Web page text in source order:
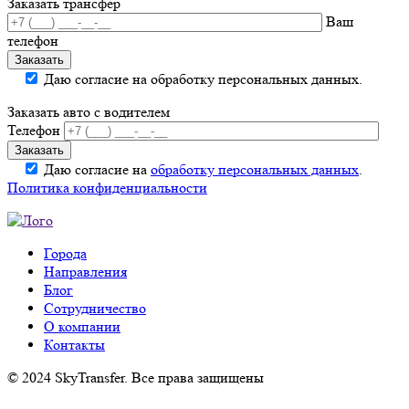
Ваш
телефон
Даю согласие на обработку персональных данных.
Заказать авто с водителем
Телефон
Даю согласие на обработку персональных данных.
Политика конфиденциальности
Города
Направления
Блог
Сотрудничество
О компании
Контакты
© 2024 SkyTransfer. Все права защищены